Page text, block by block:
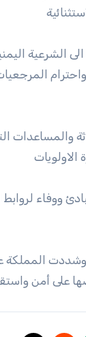
الشرعية
ووفاء لروابط
وشددت المملكة
على أمن